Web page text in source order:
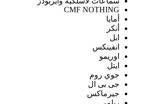
CMF NOTHING
أمايا
أنكر
ابل
انفينكس
اوريمو
ايتل
جوي روم
جى بى ال
جيرماكس